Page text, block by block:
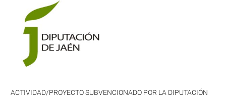
ACTIVIDAD/PROYECTO SUBVENCIONADO POR LA DIPUTACIÓN